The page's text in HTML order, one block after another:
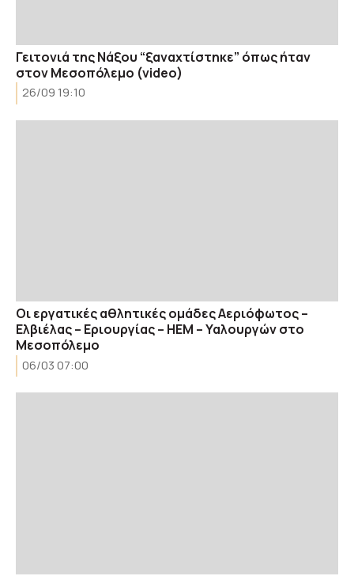
Γειτονιά της Νάξου “ξαναχτίστηκε” όπως ήταν
στον Μεσοπόλεμο (video)
26/09 19:10
Οι εργατικές αθλητικές ομάδες Aεριόφωτος –
Ελβιέλας – Εριουργίας – ΗΕΜ – Υαλουργών στο
Μεσοπόλεμο
06/03 07:00